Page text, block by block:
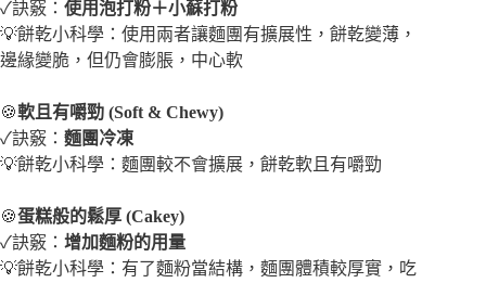
✓訣竅： 使用泡打粉＋小蘇打粉
💡餅乾小科學：使用兩者讓麵團有擴展性，餅乾變薄，
邊緣變脆，但仍會膨脹，中心軟
🍪軟且有嚼勁 (Soft & Chewy)
✓訣竅： 麵團冷凍
💡餅乾小科學：麵團較不會擴展，餅乾軟且有嚼勁
🍪蛋糕般的鬆厚 (Cakey)
✓訣竅： 增加麵粉的用量
💡餅乾小科學：有了麵粉當結構，麵團體積較厚實，吃